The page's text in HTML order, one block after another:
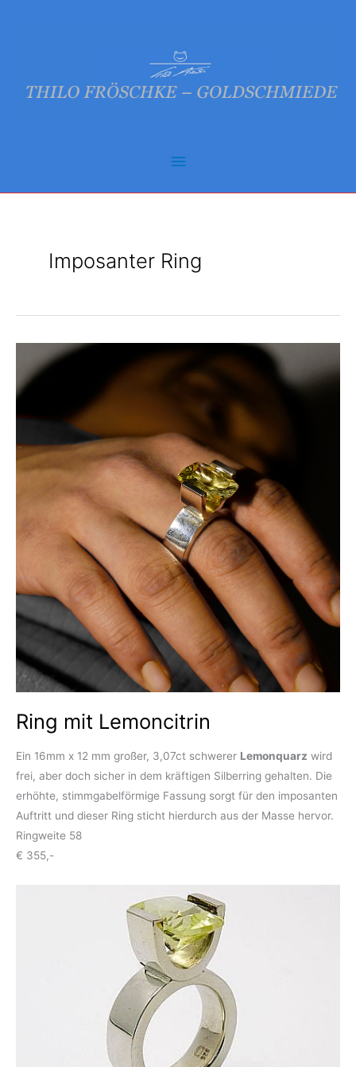
Hauptmenü
Imposanter Ring
Ring mit Lemoncitrin
Ein 16mm x 12 mm großer, 3,07ct schwerer Lemonquarz wird
frei, aber doch sicher in dem kräftigen Silberring gehalten. Die
erhöhte, stimmgabelförmige Fassung sorgt für den imposanten
Auftritt und dieser Ring sticht hierdurch aus der Masse hervor.
Ringweite 58
€ 355,-